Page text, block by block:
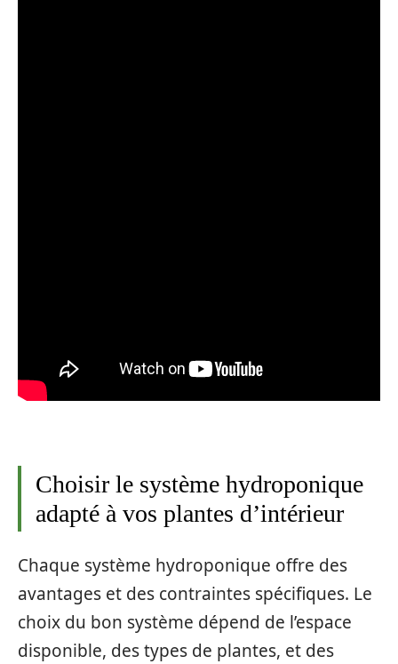
Choisir le système hydroponique
adapté à vos plantes d’intérieur
Chaque système hydroponique offre des
avantages et des contraintes spécifiques. Le
choix du bon système dépend de l’espace
disponible, des types de plantes, et des